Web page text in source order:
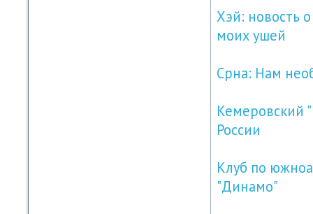
Хэй: новость
моих ушей
Срна: Нам
Кемеровский
России
Клуб по
"Динамо"